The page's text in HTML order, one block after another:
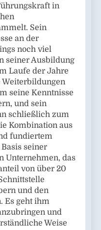
in
Sein
an der
noch viel
seiner Ausbildung
Laufe der Jahre
seine Kenntnisse
und sein
schließlich zum
Kombination aus
fundiertem
seiner
Unternehmen, das
von über 20
und den
Es geht ihm
und
Weise